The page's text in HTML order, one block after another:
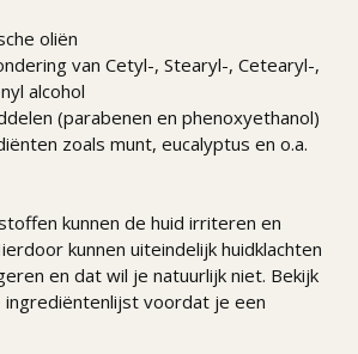
oliën
van Cetyl-, Stearyl-, Cetearyl-,
alcohol
(parabenen en phenoxyethanol)
zoals munt, eucalyptus en o.a.
kunnen de huid irriteren en
kunnen uiteindelijk huidklachten
en dat wil je natuurlijk niet. Bekijk
voordat je een